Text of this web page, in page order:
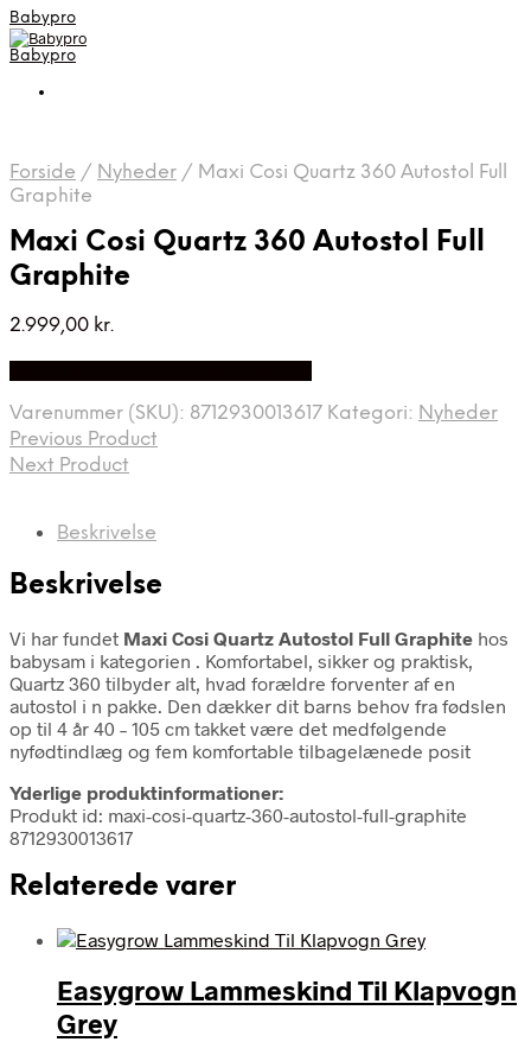
Babypro
Babypro
Forside / Nyheder / Maxi Cosi Quartz 360 Autostol Full
Graphite
Maxi Cosi Quartz 360 Autostol Full
Graphite
2.999,00 kr.
Varenummer (SKU): 8712930013617 Kategori: Nyheder
Previous Product
Next Product
Beskrivelse
Beskrivelse
Vi har fundet Maxi Cosi Quartz Autostol Full Graphite hos
babysam i kategorien . Komfortabel, sikker og praktisk,
Quartz 360 tilbyder alt, hvad forældre forventer af en
autostol i n pakke. Den dækker dit barns behov fra fødslen
op til 4 år 40 – 105 cm takket være det medfølgende
nyfødtindlæg og fem komfortable tilbagelænede posit
Yderlige produktinformationer:
Produkt id: maxi-cosi-quartz-360-autostol-full-graphite
8712930013617
Relaterede varer
Easygrow Lammeskind Til Klapvogn
Grey